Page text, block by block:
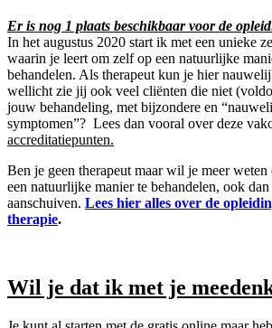
Er is nog 1 plaats beschikbaar voor de
In het augustus 2020 start ik met een unieke
waarin je leert om zelf op een natuurlijke
behandelen. Als therapeut kun je hier
wellicht zie jij ook veel cliënten die niet
jouw behandeling, met bijzondere en
symptomen”? Lees dan vooral over deze
accreditatiepunten.
Ben je geen therapeut maar wil je meer
een natuurlijke manier te behandelen, ook
aanschuiven. Lees hier alles over de
therapie.
Wil je dat ik met je